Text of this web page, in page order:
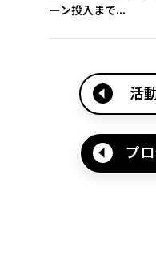
ーン投入まで...
活
プ